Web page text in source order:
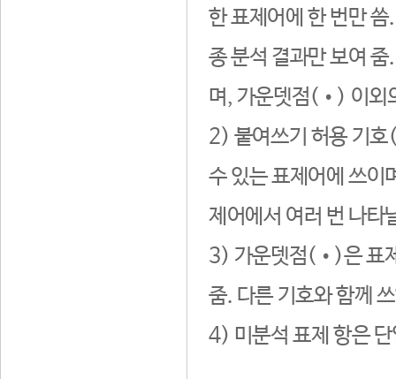
한 표제어에 한 번만
종 분석 결과만 보여
며, 가운뎃점(•) 이외
2) 붙여쓰기 허용 기호
수 있는 표제어에 쓰이
제어에서 여러 번 나타
3) 가운뎃점(•)은 표
줌. 다른 기호와 함께
4) 미분석 표제 항은